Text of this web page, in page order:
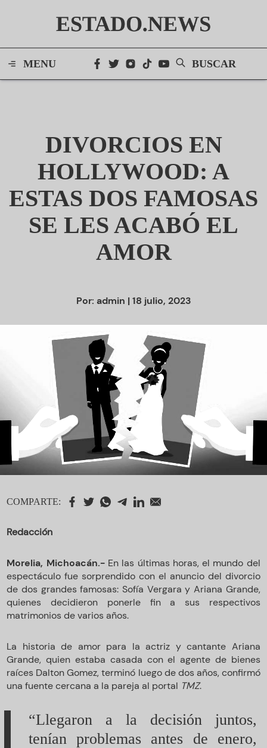
ESTADO.NEWS
MENU BUSCAR
DIVORCIOS EN
HOLLYWOOD: A
ESTAS DOS FAMOSAS
SE LES ACABÓ EL
AMOR
Por: admin | 18 julio, 2023
COMPARTE:
Redacción
Morelia, Michoacán.-En las últimas horas, el mundo del
espectáculo fue sorprendido con el anuncio del divorcio
de dos grandes famosas: Sofía Vergara y Ariana Grande,
quienes decidieron ponerle fin a sus respectivos
matrimonios de varios años.
La historia de amor para la actriz y cantante Ariana
Grande, quien estaba casada con el agente de bienes
raíces Dalton Gomez, terminó luego de dos años, confirmó
una fuente cercana a la pareja al portal TMZ.
“Llegaron a la decisión juntos,
tenían problemas antes de enero,